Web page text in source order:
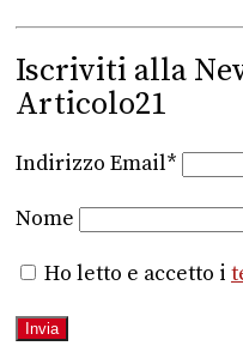
Iscriviti alla
Articolo21
Indirizzo Email*
Nome
Ho letto e accetto i